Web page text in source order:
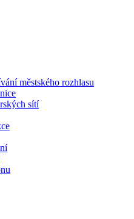
městského rozhlasu
sítí